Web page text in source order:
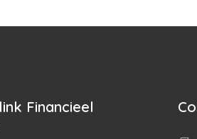
Financieel